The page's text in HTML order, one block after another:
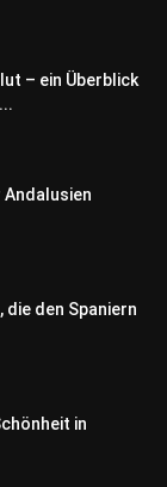
– ein Überblick
Andalusien
die den Spaniern
in